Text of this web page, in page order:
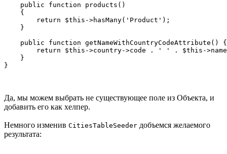
    public function products()
    {
        return $this->hasMany('Product');
    }
    public function getNameWithCountryCodeAttribute() {
return $this->country->code . ' ' . $this-
    }
Да, мы можем выбрать не существующее поле из Объекта, и
добавить его как хелпер.
Немного изменив CitiesTableSeeder добъемся желаемого
результата: